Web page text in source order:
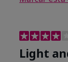
Light